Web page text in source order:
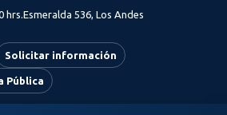
hrs.Esmeralda 536, Los Andes
Solicitar información
Pública